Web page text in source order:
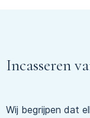
Incasseren
Wij begrijpen dat